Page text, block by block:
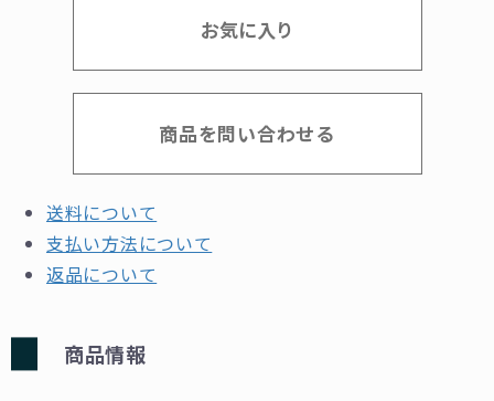
お気に入り
商品を問い合わせる
送料について
支払い方法について
返品について
商品情報